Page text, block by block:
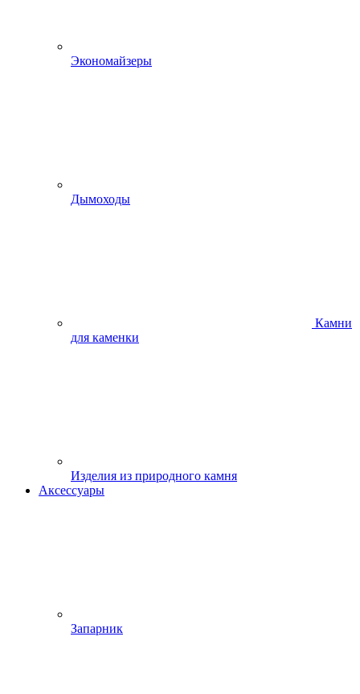
Экономайзеры
Дымоходы
Камни
для каменки
Изделия из природного камня
Аксессуары
Запарник